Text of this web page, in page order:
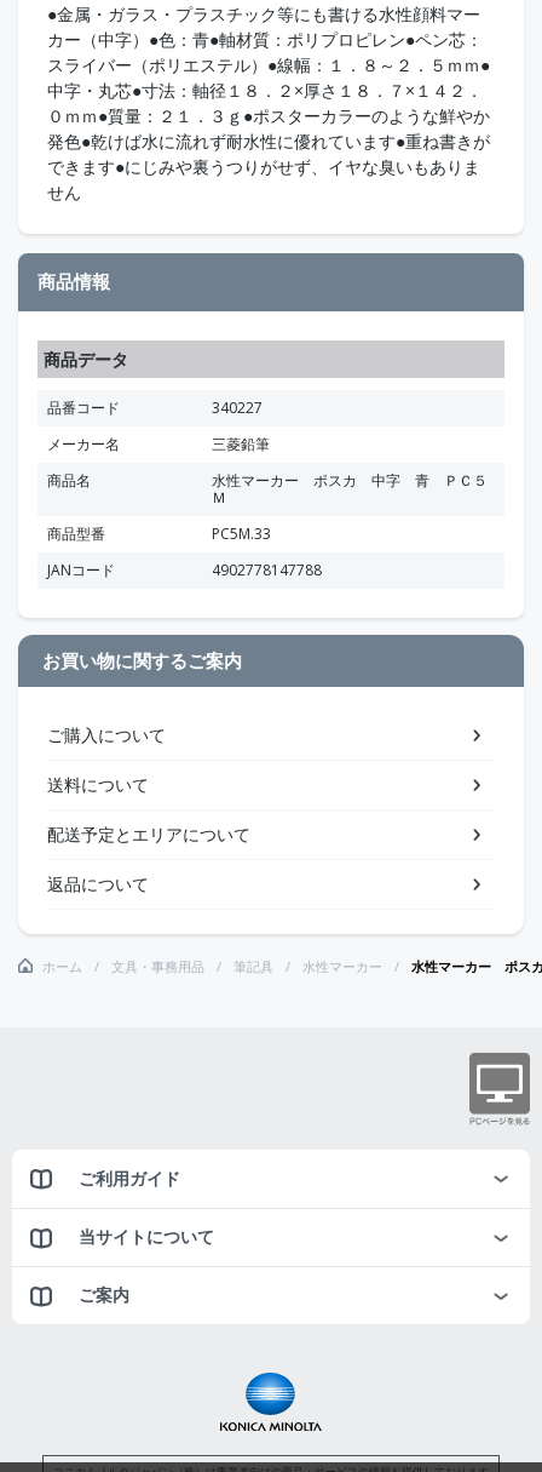
●金属・ガラス・プラスチック等にも書ける水性顔料マー
カー（中字）●色：青●軸材質：ポリプロピレン●ペン芯：
スライバー（ポリエステル）●線幅：１．８～２．５ｍｍ●
中字・丸芯●寸法：軸径１８．２×厚さ１８．７×１４２．
０ｍｍ●質量：２１．３ｇ●ポスターカラーのような鮮やか
発色●乾けば水に流れず耐水性に優れています●重ね書きが
できます●にじみや裏うつりがせず、イヤな臭いもありま
せん
商品情報
商品データ
品番コード
340227
メーカー名
三菱鉛筆
商品名
水性マーカー ポスカ 中字 青 ＰＣ５
Ｍ
商品型番
PC5M.33
JANコード
4902778147788
お買い物に関するご案内
ご購入について
送料について
配送予定とエリアについて
返品について
ホーム 文具・事務用品 筆記具 水性マーカー 水性マーカー ポ
ご利用ガイド
当サイトについて
ご案内